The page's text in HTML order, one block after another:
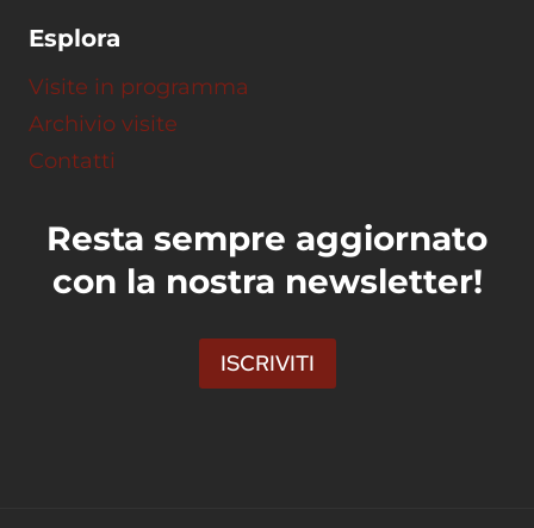
Esplora
Visite in programma
Archivio visite
Contatti
Resta sempre aggiornato
con la nostra newsletter!
ISCRIVITI